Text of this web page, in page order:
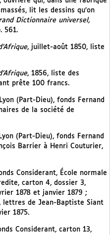
lit les dessins qu’on
Dictionnaire universel,
561.
, juillet-août 1850, liste
, 1856, liste des
prête 100 francs.
(Part-Dieu), fonds Fernand
de la société de
(Part-Dieu), fonds Fernand
Barrier à Henri Couturier,
Considerant, École normale
carton 4, dossier 3,
1878 et janvier 1879 ;
lettres de Jean-Baptiste Siant
1875.
Considerant, carton 13,